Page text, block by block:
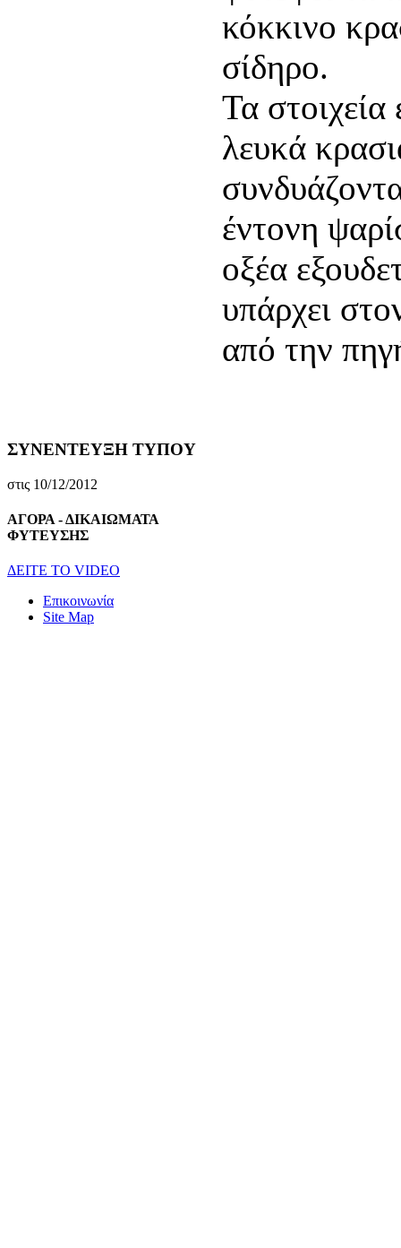
κόκκινο
σίδηρο.
Τα στοιχεία
λευκά
έντονη
οξέα
υπάρχει
από την
ΣΥΝΕΝΤΕΥΞΗ ΤΥΠΟΥ
στις 10/12/2012
ΑΓΟΡΑ - ΔΙΚΑΙΩΜΑΤΑ
ΦΥΤΕΥΣΗΣ
ΔEITE TO VIDEO
Επικοινωνία
Site Map